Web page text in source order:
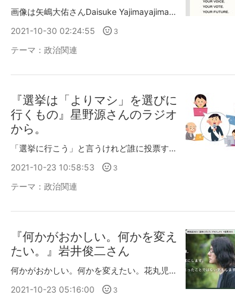
画像は矢嶋大佑さんDaisuke Yajimayajimadaisuke.com妹が本を貸してくれたとき、「ここくだりが最高だから今読んで」ってページを開いてくれたのが、1925年にチェコの国民労働党が新聞に出した選挙声明なんだけど本当にメチャクチャよかった。以下引用— とっとこvote太郎👹⚔️ (@mihhx_xx_y) 2020年7月4日とっとこvote太郎さんの上記ツイートから抜粋させて頂きます。"何人たりとも政治から逃れることはできません。政治は、あなたの生活の大きな部分を決定します。あなたの賃金を決定します。あなたが自分の住居にいくら払えるかも決定します。あなたに自由を与えたり、奪ったりします。あなたの食費をもっと高くしたりもっと安くしたりします。あなたの子供たちの教育を決定します。あなたが払う税金の基準を決めます。悪い政治は、公正さを侵害します。あなたから良心の自由を奪います。悪を助け、善を挫きます。あなたのポケットの中まで探りまくり、あなたのお金を無駄に使います。あなたの存在を不安定にします。あなたを戦争に駆り立て、死に追いやります。"
2021-10-30 02:24:55
3
テーマ： 政治関連
『選挙は「よりマシ」を選びに
行くもの』星野源さんのラジオ
から。
「選挙に行こう」と言うけれど誰に投票するのが正解なんだろう？星野源と荻上チキ 選挙で投票する候補者の選び方を語る【上記のリンクより抜粋 2021/9/21星野源のオールナイトニッポンから】（星野源）メールがいっぱい来ているので読みます。札幌市の方。「選挙でこれといった魅力のある候補者がいなくて誰にも投票したくないけど、国政は変えたいから選挙に行きたいと思った時に、チキさんならどうしますか？」。（荻上チキ）うーん。そうですね。現状維持でいいなら、投票に行かなくてもいいと思います。でも、現状を変えたいのであれば、投票に行って現状の議員じゃない人に入れるとか。あとは、僕はこれまで最高の議員に1人も投票したことがないんですよ。最高の候補者。「ぴったりだな！」っていう人って、いたことがないです。でも、投票には行きますね。（星野源）自分と考え方とか、「こうしたらいいのに」っていうところを全部クリアしているというか。そういう議員さん、候補者は今までいなかったっていうことですね。（荻上チキ）そうですね。選挙というのは「よりマシ」を選びに行く場所なので。だからマイナス50点の候補者とマイナス30点の候補者がいたとしたら、じゃあマイナス30点の方を選ぼうかっていう。そういったような感覚でいいと思いますよ。------------------------------政治の話を敬遠する人もいますが、します。今回の選挙で選択を誤ると、もしかしたら選挙権さえ奪われるのではないか、と危惧しているからです。選挙を人気投票だと思っていて"良い候補者がいないから投票に行かない"人もいると聞きます。でも私もずっと投票に行っていますがこの人が好き！当選して欲しい！ と感じた人は一人もいませんでしたね。そもそも自分の理想をすべて実現してくれそうな人が立候補してるなんて、そんな都合の良いことがあるわけないんです。ただ「この党だけは絶対に勝たせたくない。」という政党はあるので、消去法で別の政党や対立候補に投票してきました。与えられた選択肢から、マシな人を選ぶしかありません。ちなみに当選させたくない候補者のひとりは自民党の杉田水脈氏です。下記は物議をかもした発言のいくつかです。詳しくはコチラ。（性暴力の被害をめぐって）「女性はいくらでも嘘をつく」｢LGBTのカップルのために税金を使うことに賛同が得られるものでしょうか。彼ら彼女らは子供を作らない、つまり『生産性』がないのです。」「男女平等は、絶対に実現し得ない、反道徳の妄想です。」｢世の中に『待機児童』なんて一人もいない。子どもはみんなお母さんといたいもの。保育所なんか待ってない。待機してるのは預けたい親でしょ｣｢実際シングルマザーはそんなに苦しい境遇にあるのでしょうか？離別の場合、シングルマザーになるというのはある程度は自己責任であると思うのです。前述のようにDVなんて場合もあるかもしれませんが、厳しいことを言うと『そんな男性を選んだのはあなたでしょ！』ということに終始します｣選挙の際に、比例で「自民」と書く人が多数いるとこの人がまた国会議員になり私たちの税金から給料が支払われることになります。自分の稼いだお金から彼女を雇いたいか？と問われれば私は断ります。
2021-10-23 10:58:53
3
テーマ： 政治関連
『何かがおかしい。何かを変え
たい。』岩井俊二さん
何かがおかしい。何かを変えたい。花丸児童ではないバツ組の僕らは非力だったけど、悪戯心もあっただろうけど、その想いは純粋だった。 ー 岩井俊二 🗳️『衆院選2021「選挙に行こう」プロジェクト』 「民主主義の危機。それは今に始まったことではない」 第二弾は🎥映画監督の岩井俊二さんからのメッセージです❗️#投票2021 pic.twitter.com/meE2sH80XZ— Choose Life Project (@ChooselifePj) 2021年10月21日
2021-10-23 05:16:00
3